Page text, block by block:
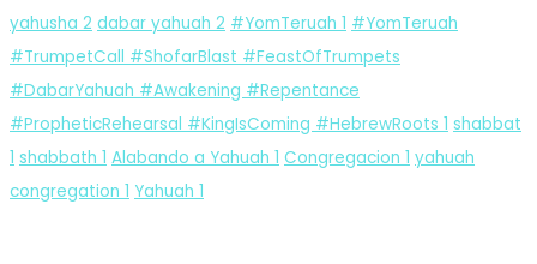
yahusha 2 dabar yahuah 2 #YomTeruah 1 #YomTeruah
#TrumpetCall #ShofarBlast #FeastOfTrumpets
#DabarYahuah #Awakening #Repentance
#PropheticRehearsal #KingIsComing #HebrewRoots 1 shabbat
1 shabbath 1 Alabando a Yahuah 1 Congregacion 1 yahuah
congregation 1 Yahuah 1